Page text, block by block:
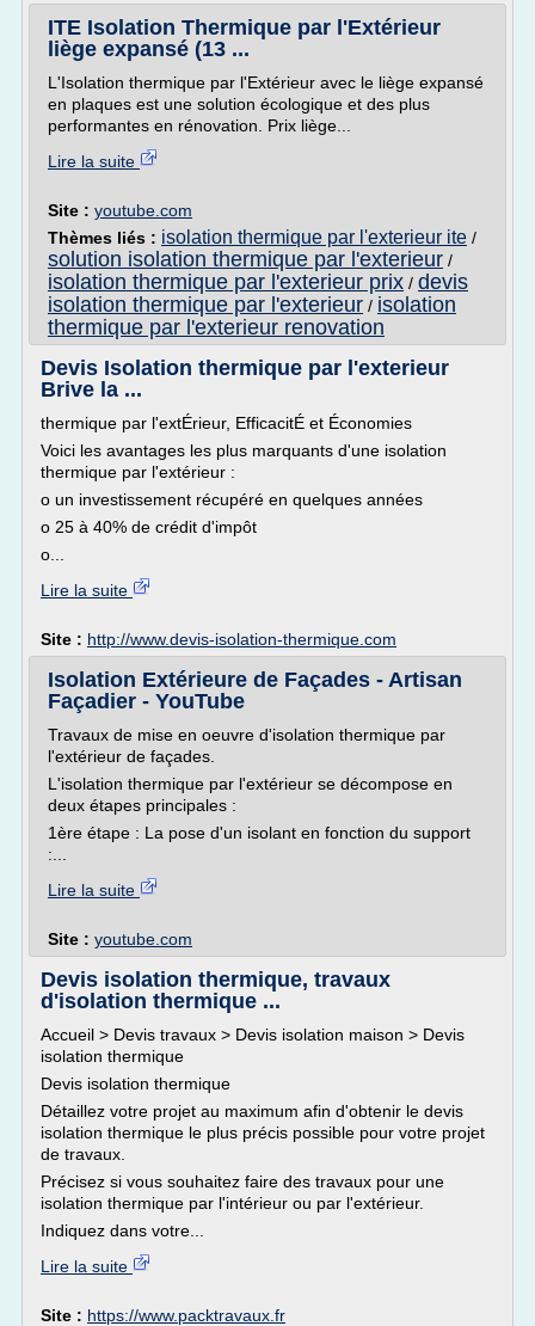
ITE Isolation Thermique par l'Extérieur
liège expansé (13 ...
L'Isolation thermique par l'Extérieur avec le liège expansé
en plaques est une solution écologique et des plus
performantes en rénovation. Prix liège...
Lire la suite
Site : youtube.com
Thèmes liés : isolation thermique par l'exterieur ite /
solution isolation thermique par l'exterieur /
isolation thermique par l'exterieur prix / devis
isolation thermique par l'exterieur / isolation
thermique par l'exterieur renovation
Devis Isolation thermique par l'exterieur
Brive la ...
thermique par l'extÉrieur, EfficacitÉ et Économies
Voici les avantages les plus marquants d'une isolation
thermique par l'extérieur :
o un investissement récupéré en quelques années
o 25 à 40% de crédit d'impôt
o...
Lire la suite
Site : http://www.devis-isolation-thermique.com
Isolation Extérieure de Façades - Artisan
Façadier - YouTube
Travaux de mise en oeuvre d'isolation thermique par
l'extérieur de façades.
L'isolation thermique par l'extérieur se décompose en
deux étapes principales :
1ère étape : La pose d'un isolant en fonction du support
:...
Lire la suite
Site : youtube.com
Devis isolation thermique, travaux
d'isolation thermique ...
Accueil > Devis travaux > Devis isolation maison > Devis
isolation thermique
Devis isolation thermique
Détaillez votre projet au maximum afin d'obtenir le devis
isolation thermique le plus précis possible pour votre projet
de travaux.
Précisez si vous souhaitez faire des travaux pour une
isolation thermique par l'intérieur ou par l'extérieur.
Indiquez dans votre...
Lire la suite
Site : https://www.packtravaux.fr